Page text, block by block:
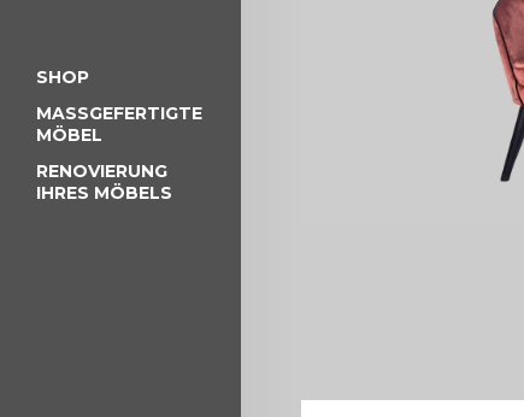
SHOP
MASSGEFERTIGTE M
ÖBEL
RENOVIERUNG
IHRES MÖBELS